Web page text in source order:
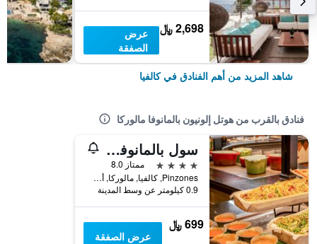
2,698 ﷼
عرض
الصفقة
شاهد المزيد من أهم الفنادق في كالفيا
فنادق بالقرب من هوتل إلونيون بالمانوفا مالوركا
سول بالمانوفا مالوركا
4 نجوم
ممتاز 8.0
Pinzones, كالفيا, مالوركا, أسبانيا
0.9 كيلومتر عن وسط المدينة
699 ﷼
عرض الصفقة